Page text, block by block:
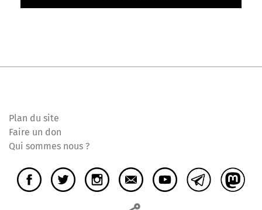
Plan du site
Faire un don
Qui sommes nous ?